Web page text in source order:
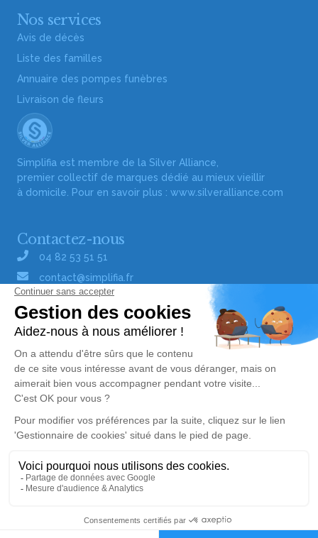
Alerte décès
Nos services
Avis de décès
Liste des familles
Annuaire des pompes funèbres
Livraison de fleurs
Simplifia est membre de la Silver Alliance,
premier collectif de marques dédié au mieux vieillir
à domicile. Pour en savoir plus : www.silveralliance.com
Contactez-nous
04 82 53 51 51
contact@simplifia.fr
Réseaux sociaux
Liens utiles
Publier un avis de décès
Signaler un abus/une erreur
Consultez nos offres d'emploi
Politique de traitement des données
Mentions légales